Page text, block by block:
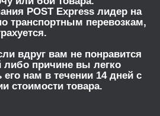
POST Express лидер на
транспортным перевозкам,
вдруг вам не понравится
либо причине вы легко
его нам в течении 14 дней с
стоимости товара.